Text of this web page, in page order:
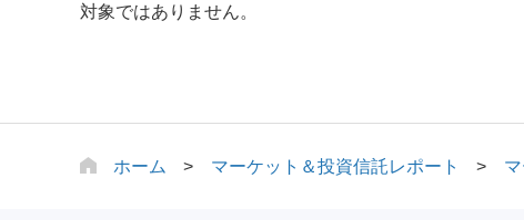
対象ではありません。
ホーム マーケット＆投資信託レポート